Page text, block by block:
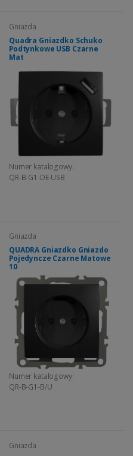
Gniazda
Quadra Gniazdko Schuko
Podtynkowe USB Czarne
Mat
Numer katalogowy:
QR-B-G1-DE-USB
Gniazda
QUADRA Gniazdko Gniazdo
Pojedyncze Czarne Matowe
10
Numer katalogowy:
QR-B-G1-B/U
Gniazda